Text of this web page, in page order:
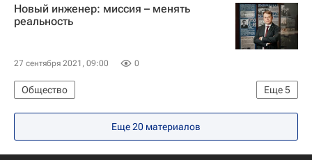
Новый инженер: миссия – менять
реальность
27 сентября 2021, 09:00 0
Еще5
Общество
Томский политехнический университет
Навигатор абитуриента
Россия
Про профобразование. Эксклюзивно
Наука
Еще 20 материалов